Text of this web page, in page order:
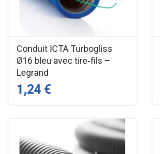
Conduit ICTA Turbogliss
Ø16 bleu avec tire‑fils –
Legrand
1,24 €